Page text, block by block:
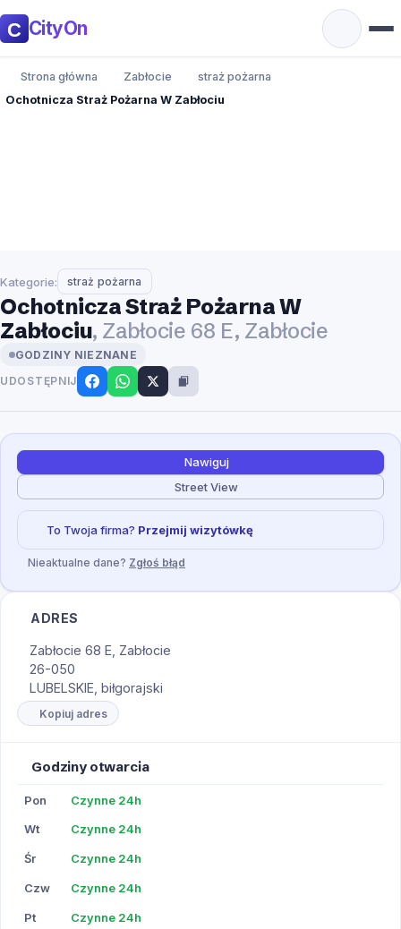
CityOn
Strona główna Zabłocie
straż pożarna
Ochotnicza Straż Pożarna W Zabłociu
Kategorie: straż pożarna
Ochotnicza Straż Pożarna W
Zabłociu, Zabłocie 68 E, Zabłocie
GODZINY NIEZNANE
UDOSTĘPNIJ
Nawiguj
Street View
To Twoja firma? Przejmij wizytówkę
Nieaktualne dane? Zgłoś błąd
ADRES
Zabłocie 68 E, Zabłocie
26-050
LUBELSKIE, biłgorajski
Kopiuj adres
Godziny otwarcia
Pon Czynne 24h
Wt Czynne 24h
Śr Czynne 24h
Czw Czynne 24h
Pt Czynne 24h